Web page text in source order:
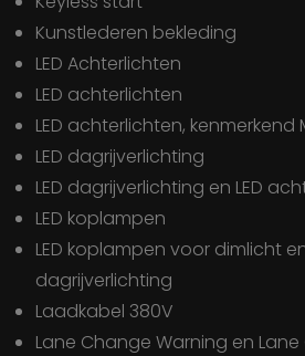
Kunstlederen bekleding
LED Achterlichten
LED achterlichten
LED achterlichten,
LED dagrijverlichting
LED dagrijverlichting en LED
LED koplampen
LED koplampen voor dimlicht en grootlicht met
dagrijverlichting
Laadkabel 380V
Lane Change Warning en